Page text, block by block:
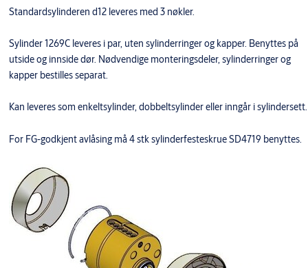
Standardsylinderen d12 leveres med 3 nøkler.
Sylinder 1269C leveres i par, uten sylinderringer og kapper. Benyttes på
utside og innside dør. Nødvendige monteringsdeler, sylinderringer og
kapper bestilles separat.
Kan leveres som enkeltsylinder, dobbeltsylinder eller inngår i sylindersett.
For FG-godkjent avlåsing må 4 stk sylinderfesteskrue SD4719 benyttes.